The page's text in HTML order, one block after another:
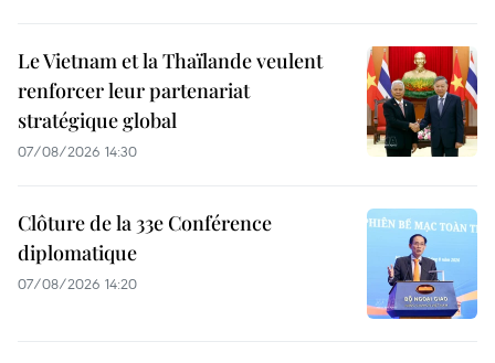
Le Vietnam et la Thaïlande veulent
renforcer leur partenariat
stratégique global
07/08/2026 14:30
Clôture de la 33e Conférence
diplomatique
07/08/2026 14:20